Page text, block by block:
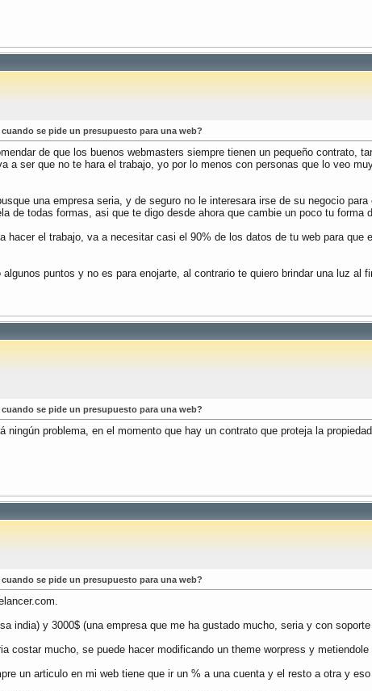
se pide un presupuesto para una web?
de que los buenos webmasters siempre tienen un pequeño
a ser que no te hara el trabajo, yo por lo menos con personas que lo veo
una empresa seria, y de seguro no le interesara irse de su negocio
de todas formas, asi que te digo desde ahora que cambie un poco tu forma
hacer el trabajo, va a necesitar casi el 90% de los datos de tu web para
puntos y no es para enojarte, al contrario te quiero brindar una luz
se pide un presupuesto para una web?
ningún problema, en el momento que hay un contrato que proteja la
se pide un presupuesto para una web?
india) y 3000$ (una empresa que me ha gustado mucho, seria y con
costar mucho, se puede hacer modificando un theme worpress y
un articulo en mi web tiene que ir un % a una cuenta y el resto a otra y